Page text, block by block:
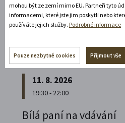
světlem, paprsky
klenby a chrám ožívá
Rozbalte si další akce
11. 8. 2026
19:30 - 22:00
Bílá paní na vdávání
mohou být ze zemí mimo EU. Partneři tyto
informacemi, které jste jim poskytli nebo
používáte jejich služby. Podrobné informace
Pouze nezbytné cookies Přijmout vše